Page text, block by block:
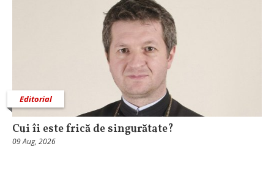
Editorial
Cui îi este frică de singurătate?
09 Aug, 2026